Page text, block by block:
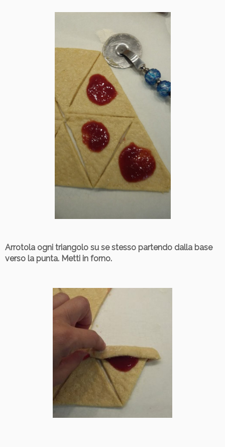
Arrotola ogni triangolo su se stesso partendo dalla base
verso la punta. Metti in forno.